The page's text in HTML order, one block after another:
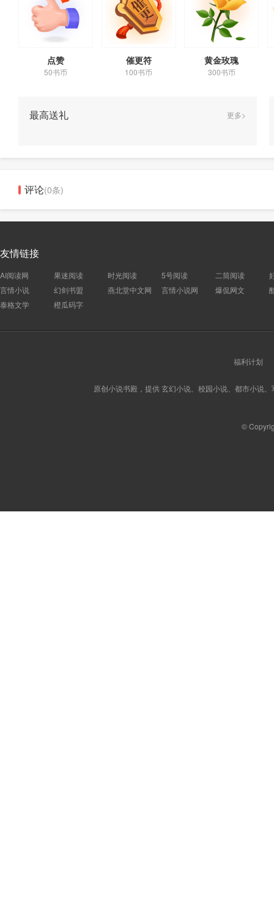
点赞
50书币
催更符
100书币
黄金玫瑰
300书币
最高送礼 更多>
评论(0条)
友情链接
AI阅读网 果迷阅读 时光阅读 5号阅读 二筒阅读
言情小说
幻剑书盟 燕北堂中文网 言情小说网 爆侃网文
泰格文学
橙瓜码字
福利计划
原创小说书殿，提供 玄幻小说、校园小说、都市小说
©